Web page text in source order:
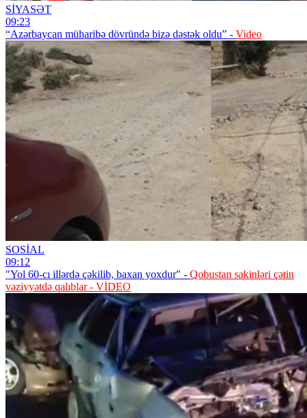
SİYASƏT
09:23
“Azərbaycan müharibə dövründə bizə dəstək oldu” - Video
SOSİAL
09:12
"Yol 60-cı illərdə çəkilib, baxan yoxdur" - Qobustan sakinləri çətin
vəziyyətdə qalıblar - VİDEO